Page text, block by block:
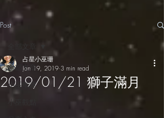
Post
全部文章
小巫年運
小巫觀點
2019/01/21 獅子滿月
占星小巫珊
Jan 19, 2019 3 min read